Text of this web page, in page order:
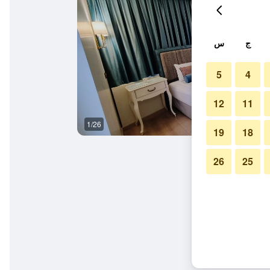
1/26
ج س
4
5
11
12
18
19
25
26